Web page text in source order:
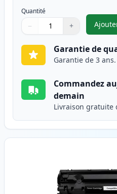
Quantité
Quantité
Utilisez les boutons pour
− +
Quantité
Garantie de
Garantie de 3
Commandez
demain
Livraison gratuite